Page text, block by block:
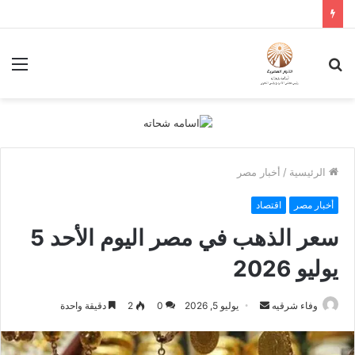
الرئيسية / أخبار مصر
أخبار مصر اقتصاد
سعر الذهب في مصر اليوم الأحد 5
يوليو 2026
وفاء شرقيه
أرسل
إلكترونيا
يوليو 5, 2026 0
2 دقيقة واحدة